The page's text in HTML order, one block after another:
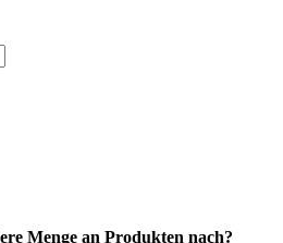
Menge an Produkten nach?